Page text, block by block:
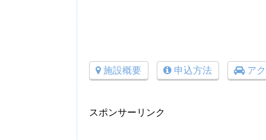
施設概要 申込方法 ア
スポンサーリンク